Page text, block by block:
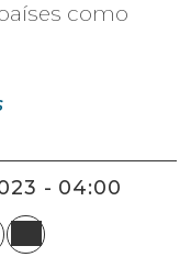
como
- 04:00